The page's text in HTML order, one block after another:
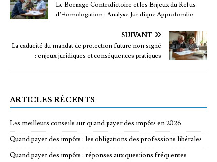
Le Bornage Contradictoire et les Enjeux du Refus
d’Homologation : Analyse Juridique Approfondie
SUIVANT
La caducité du mandat de protection future non signé
: enjeux juridiques et conséquences pratiques
ARTICLES RÉCENTS
Les meilleurs conseils sur quand payer des impôts en 2026
Quand payer des impôts : les obligations des professions libérales
Quand payer des impôts : réponses aux questions fréquentes